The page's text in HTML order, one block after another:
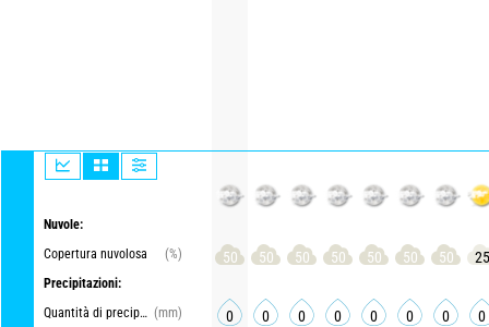
Nuvole:
Copertura nuvolosa
(%)
Precipitazioni:
Quantità di precipitazioni (mm)
50 50 50 50 50 50 50 25
0 0 0 0 0 0 0 0